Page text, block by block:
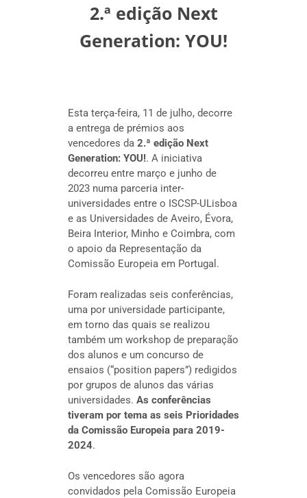
2.ª edição Next
Generation: YOU!
Esta terça-feira, 11 de julho, decorre
a entrega de prémios aos
vencedores da 2.ª edição Next
Generation: YOU!. A iniciativa
decorreu entre março e junho de
2023 numa parceria inter-
universidades entre o ISCSP-ULisboa
e as Universidades de Aveiro, Évora,
Beira Interior, Minho e Coimbra, com
o apoio da Representação da
Comissão Europeia em Portugal.
Foram realizadas seis conferências,
uma por universidade participante,
em torno das quais se realizou
também um workshop de preparação
dos alunos e um concurso de
ensaios (“position papers”) redigidos
por grupos de alunos das várias
universidades. As conferências
tiveram por tema as seis Prioridades
da Comissão Europeia para 2019-
2024.
Os vencedores são agora
convidados pela Comissão Europeia